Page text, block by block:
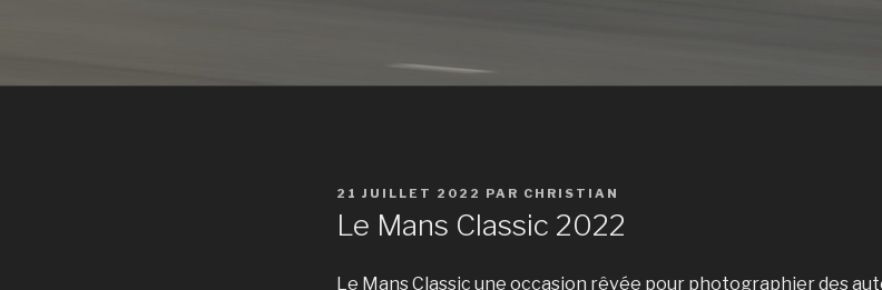
PUBLIÉ
21 JUILLET 2022 PAR CHRISTIAN
Le Mans Classic 2022
Le Mans Classic une occasion rêvée pour photographier des